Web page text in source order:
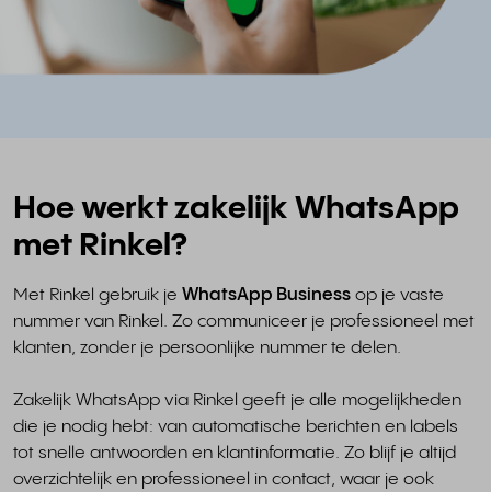
Hoe werkt zakelijk WhatsApp
met Rinkel?
Met Rinkel gebruik je WhatsApp Business op je vaste
nummer van Rinkel. Zo communiceer je professioneel met
klanten, zonder je persoonlijke nummer te delen.
Zakelijk WhatsApp via Rinkel geeft je alle mogelijkheden
die je nodig hebt: van automatische berichten en labels
tot snelle antwoorden en klantinformatie. Zo blijf je altijd
overzichtelijk en professioneel in contact, waar je ook